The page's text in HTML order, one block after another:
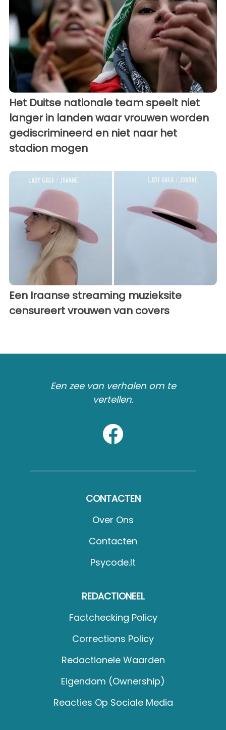
Het Duitse nationale team speelt niet
langer in landen waar vrouwen worden
gediscrimineerd en niet naar het
stadion mogen
Een Iraanse streaming muzieksite
censureert vrouwen van covers
Een zee van verhalen om te
vertellen.
CONTACTEN
Over Ons
Contacten
Psycode.it
REDACTIONEEL
Factchecking Policy
Corrections Policy
Redactionele Waarden
Eigendom (Ownership)
Reacties Op Sociale Media